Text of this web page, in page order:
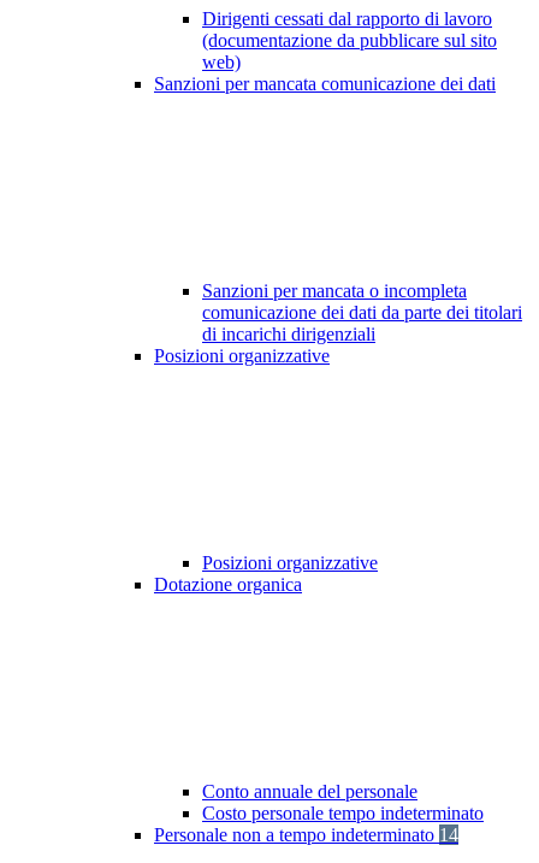
Dirigenti cessati dal rapporto di lavoro
(documentazione da pubblicare sul sito
web)
Sanzioni per mancata comunicazione dei dati
Sanzioni per mancata o incompleta
comunicazione dei dati da parte dei titolari
di incarichi dirigenziali
Posizioni organizzative
Posizioni organizzative
Dotazione organica
Conto annuale del personale
Costo personale tempo indeterminato
Personale non a tempo indeterminato 14